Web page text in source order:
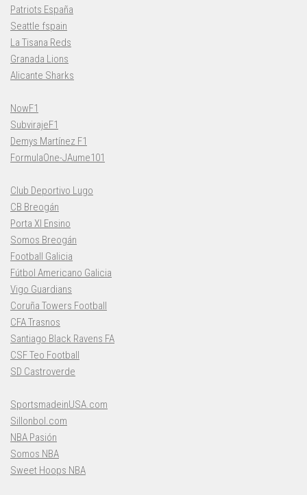
Patriots España
Seattle fspain
La Tisana Reds
Granada Lions
Alicante Sharks
NowF1
SubvirajeF1
Demys Martínez F1
FormulaOne-JAume101
Club Deportivo Lugo
CB Breogán
Porta XI Ensino
Somos Breogán
Football Galicia
Fútbol Americano Galicia
Vigo Guardians
Coruña Towers Football
CFA Trasnos
Santiago Black Ravens FA
CSF Teo Football
SD Castroverde
SportsmadeinUSA.com
Sillonbol.com
NBA Pasión
Somos NBA
Sweet Hoops NBA